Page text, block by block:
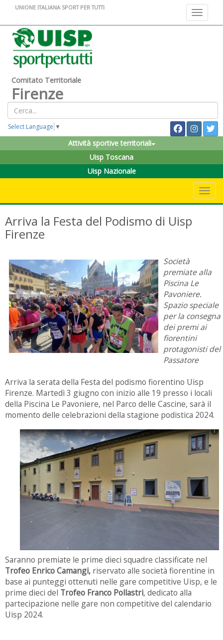
Toggle
UNIONE ITALIANA SPORT PER TUTTI
Comitato Territoriale
Firenze
Select Language ▼
Attività sportive territoriali
Uisp Toscana
Uisp Nazionale
Arriva la Festa del Podismo di Uisp
Firenze
Società
premiate alla
Piscina Le
Pavoniere.
Spazio speciale
per la consegna
dei premi ai
fiorentini
protagonisti del
Passatore
Arriva la serata della Festa del podismo fiorentino Uisp
Firenze. Martedì 3 giugno con inizio alle 19 presso i locali
della Piscina Le Pavoniere, nel Parco delle Cascine, sarà il
momento delle celebrazioni della stagione podistica 2024.
Saranno premiate le prime dieci squadre classificate nel
Trofeo Enrico Camangi, riservato alle società fiorentine in
base ai punteggi ottenuti nelle gare competitive Uisp, e le
prime dieci del Trofeo Franco Pollastri, dedicato alla
partecipazione nelle gare non competitive del calendario
Uisp 2024.